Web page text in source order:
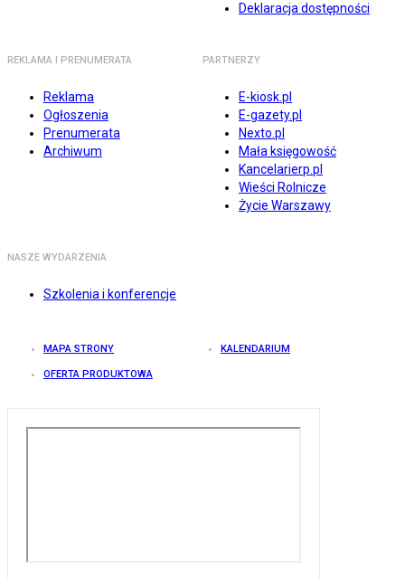
Deklaracja dostępności
REKLAMA I PRENUMERATA
Reklama
Ogłoszenia
Prenumerata
Archiwum
PARTNERZY
E-kiosk.pl
E-gazety.pl
Nexto.pl
Mała księgowość
Kancelarierp.pl
Wieści Rolnicze
Życie Warszawy
NASZE WYDARZENIA
Szkolenia i konferencje
MAPA STRONY KALENDARIUM
OFERTA PRODUKTOWA